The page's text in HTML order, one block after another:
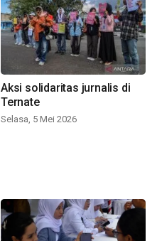
Aksi solidaritas jurnalis di
Ternate
Selasa, 5 Mei 2026